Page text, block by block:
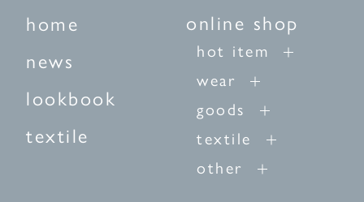
home
news
lookbook
textile
online shop
hot item
wear
goods
textile
other